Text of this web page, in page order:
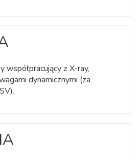
z X-ray,
dynamicznymi (za